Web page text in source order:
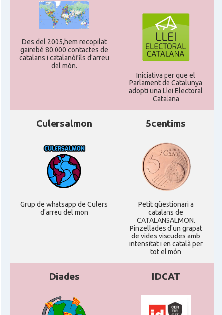
Des del 2005,hem recopilat
gairebé 80.000 contactes de
catalans i catalanòfils d'arreu
del món.
Iniciativa per que el
Parlament de Catalunya
adopti una Llei Electoral
Catalana
Culersalmon
Grup de whatsapp de Culers
d'arreu del mon
5centims
Petit qüestionari a
catalans de
CATALANSALMON.
Pinzellades d'un grapat
de vides viscudes amb
intensitat i en català per
tot el món
Diades IDCAT